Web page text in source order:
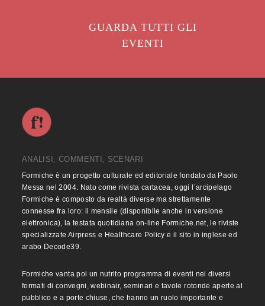
GUARDA TUTTI GLI
EVENTI
ANALISI, COMMENTI, SCENARI
Formiche è un progetto culturale ed editoriale fondato da Paolo
Messa nel 2004. Nato come rivista cartacea, oggi l’arcipelago
Formiche è composto da realtà diverse ma strettamente
connesse fra loro: il mensile (disponibile anche in versione
elettronica), la testata quotidiana on-line Formiche.net, le riviste
specializzate Airpress e Healthcare Policy e il sito in inglese ed
arabo Decode39.
Formiche vanta poi un nutrito programma di eventi nei diversi
formati di convegni, webinair, seminari e tavole rotonde aperte al
pubblico e a porte chiuse, che hanno un ruolo importante e